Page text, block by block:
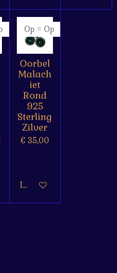
Op = Op
Oorbel
Malach
iet
Rond
925
Sterling
Zilver
€ 35,00
In winkelwagen